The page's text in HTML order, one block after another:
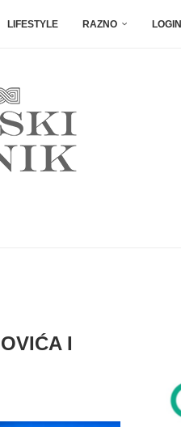
LIFESTYLE RAZNO LOGIN
I